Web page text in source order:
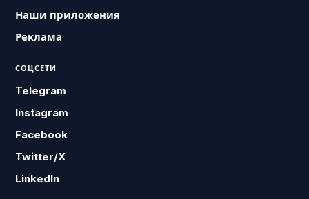
Наши приложения
Реклама
СОЦСЕТИ
Telegram
Instagram
Facebook
Twitter/X
LinkedIn